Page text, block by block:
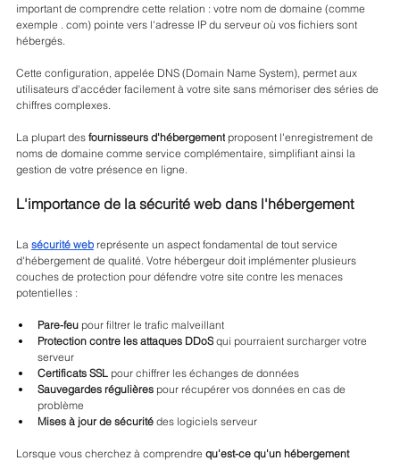
important de comprendre cette relation : votre nom de domaine (comme
exemple . com) pointe vers l'adresse IP du serveur où vos fichiers sont
hébergés.
Cette configuration, appelée DNS (Domain Name System), permet aux
utilisateurs d'accéder facilement à votre site sans mémoriser des séries de
chiffres complexes.
La plupart des fournisseurs d'hébergement proposent l'enregistrement de
noms de domaine comme service complémentaire, simplifiant ainsi la
gestion de votre présence en ligne.
L'importance de la sécurité web dans l'hébergement
La sécurité web représente un aspect fondamental de tout service
d'hébergement de qualité. Votre hébergeur doit implémenter plusieurs
couches de protection pour défendre votre site contre les menaces
potentielles :
Pare-feu pour filtrer le trafic malveillant
Protection contre les attaques DDoS qui pourraient surcharger votre
serveur
Certificats SSL pour chiffrer les échanges de données
Sauvegardes régulières pour récupérer vos données en cas de
problème
Mises à jour de sécurité des logiciels serveur
Lorsque vous cherchez à comprendre qu'est-ce qu'un hébergement